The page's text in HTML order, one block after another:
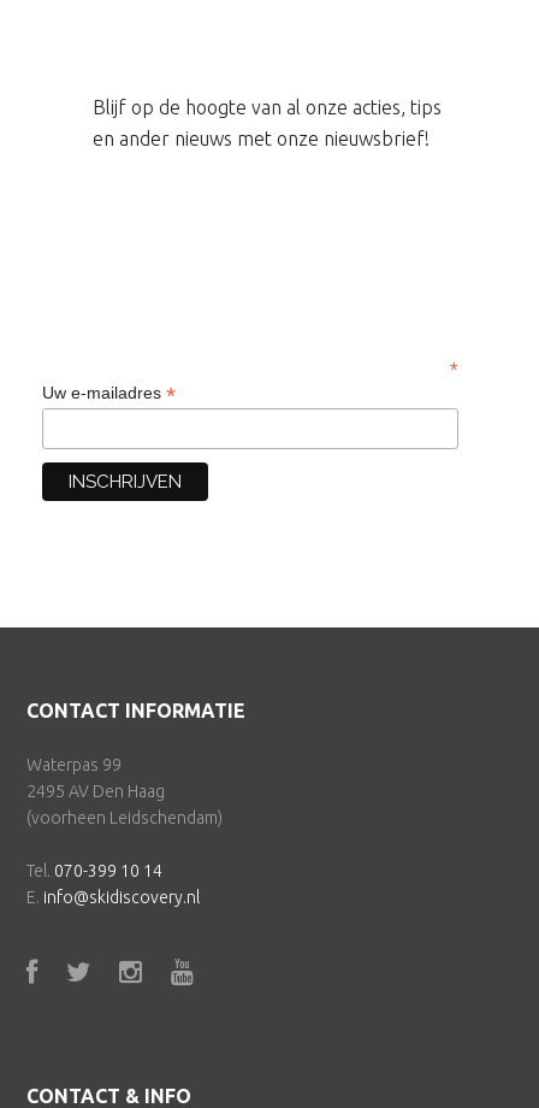
Blijf op de hoogte van al onze acties, tips
en ander nieuws met onze nieuwsbrief!
*
Uw e-mailadres *
Footer
CONTACT INFORMATIE
Waterpas 99
2495 AV Den Haag
(voorheen Leidschendam)
Tel. 070-399 10 14
E. info@skidiscovery.nl
CONTACT & INFO